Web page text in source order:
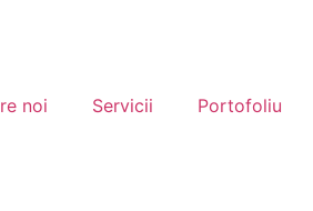
noi Servicii Portofoliu